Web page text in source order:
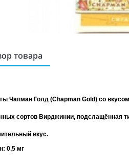
товара
Чапман Голд (Chapman Gold) со
сортов Вирджинии, подслащённая
вкус.
0,5 мг